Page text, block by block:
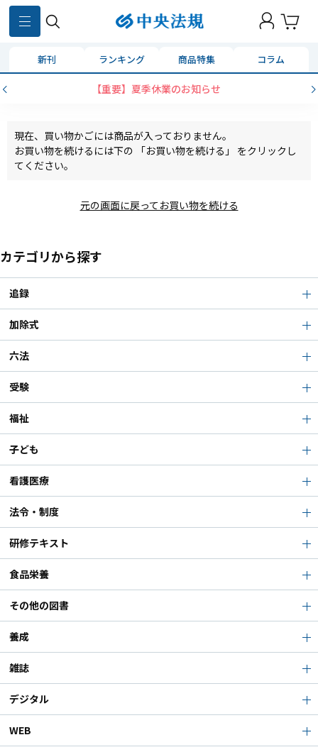
新刊 ランキング 商品特集 コラム
【重要】夏季休業のお知らせ
現在、買い物かごには商品が入っておりません。
お買い物を続けるには下の 「お買い物を続ける」 をクリックし
てください。
元の画面に戻ってお買い物を続ける
カテゴリから探す
追録
加除式
六法
受験
福祉
子ども
看護医療
法令・制度
研修テキスト
食品栄養
その他の図書
養成
雑誌
デジタル
WEB